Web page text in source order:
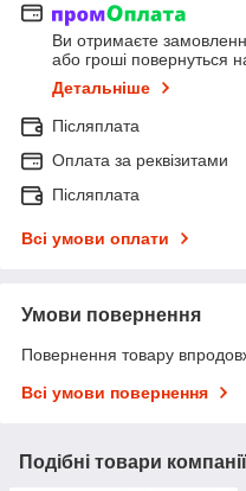
Ви отримаєте
або гроші повернуться
Детальніше
Післяплата
Оплата за реквізитами
Післяплата
Всі умови оплати
Умови повернення
Повернення товару
Всі умови повернення
Подібні товари компанії